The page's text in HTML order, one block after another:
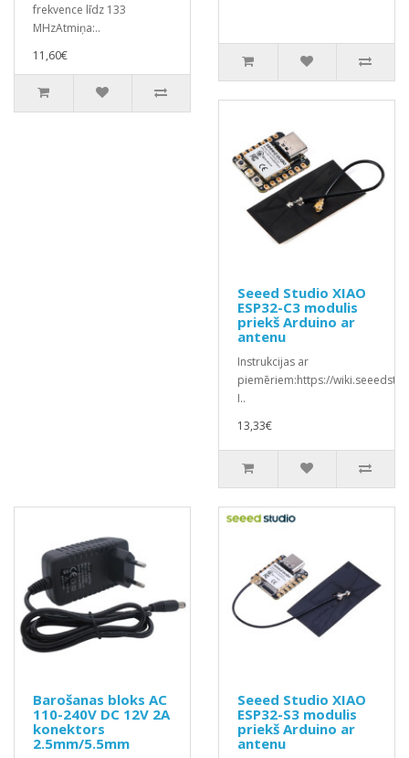
frekvence līdz 133
MHzAtmiņa:..
11,60€
Seeed Studio XIAO
ESP32-C3 modulis
priekš Arduino ar
antenu
Instrukcijas ar
piemēriem:https://
I..
13,33€
Barošanas bloks AC
110-240V DC 12V 2A
konektors
2.5mm/5.5mm
Seeed Studio XIAO
ESP32-S3 modulis
priekš Arduino ar
antenu